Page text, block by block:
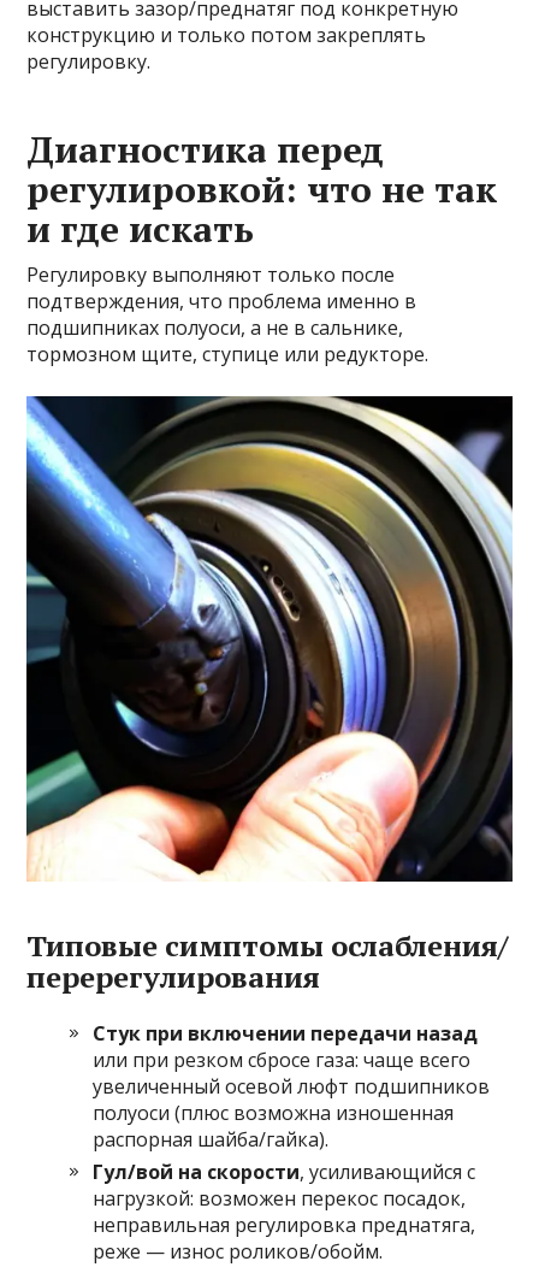
выставить зазор/преднатяг под конкретную
конструкцию и только потом закреплять
регулировку.
Диагностика перед
регулировкой: что не так
и где искать
Регулировку выполняют только после
подтверждения, что проблема именно в
подшипниках полуоси, а не в сальнике,
тормозном щите, ступице или редукторе.
Типовые симптомы ослабления/
перерегулирования
Стук при включении передачи назад
или при резком сбросе газа: чаще всего
увеличенный осевой люфт подшипников
полуоси (плюс возможна изношенная
распорная шайба/гайка).
Гул/вой на скорости, усиливающийся с
нагрузкой: возможен перекос посадок,
неправильная регулировка преднатяга,
реже — износ роликов/обойм.